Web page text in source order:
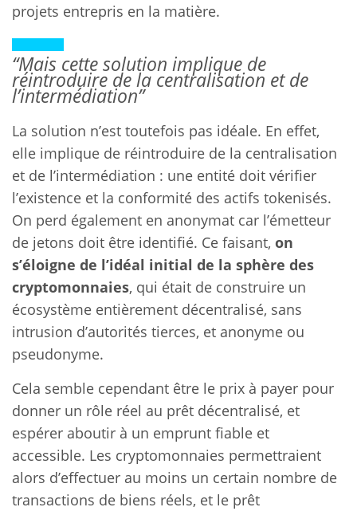
projets entrepris en la matière.
“Mais cette solution implique de
réintroduire de la centralisation et de
l’intermédiation”
La solution n’est toutefois pas idéale. En effet,
elle implique de réintroduire de la centralisation
et de l’intermédiation : une entité doit vérifier
l’existence et la conformité des actifs tokenisés.
On perd également en anonymat car l’émetteur
de jetons doit être identifié. Ce faisant, on
s’éloigne de l’idéal initial de la sphère des
cryptomonnaies, qui était de construire un
écosystème entièrement décentralisé, sans
intrusion d’autorités tierces, et anonyme ou
pseudonyme.
Cela semble cependant être le prix à payer pour
donner un rôle réel au prêt décentralisé, et
espérer aboutir à un emprunt fiable et
accessible. Les cryptomonnaies permettraient
alors d’effectuer au moins un certain nombre de
transactions de biens réels, et le prêt